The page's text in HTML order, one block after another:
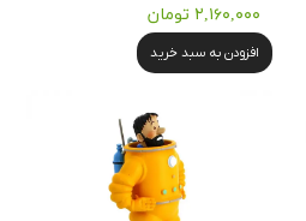
۲,۱۶۰,۰۰۰ تومان
افزودن به سبد خرید